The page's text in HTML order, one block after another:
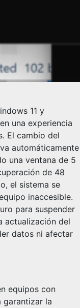
11 y
una experiencia
El cambio del
automáticamente
una ventana de 5
de 48
el sistema se
inaccesible.
para suspender
actualización del
datos ni afectar
equipos con
garantizar la